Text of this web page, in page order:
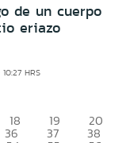
de un cuerpo
eriazo
HRS
18 19 20
36 37 38